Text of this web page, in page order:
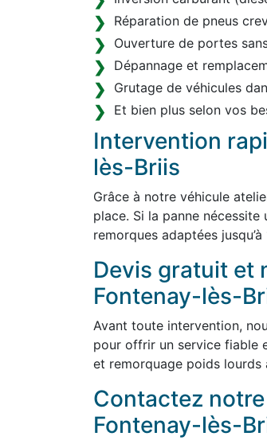
Réparation de pneus
Ouverture de portes
Dépannage et
Grutage de véhicules
Et bien plus selon vos
Intervention
lès-Briis
Grâce à notre véhicule
place. Si la panne
remorques adaptées
Devis gratuit et
Fontenay-lès-
Avant toute intervention,
pour offrir un service fiable
et remorquage poids lourds
Contactez
Fontenay-lès-